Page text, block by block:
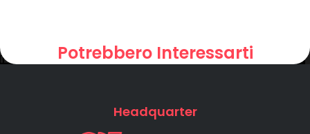
Potrebbero Interessarti
Headquarter